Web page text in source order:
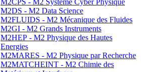
M2CPS - M2 Système Cyber Physique
M2DS - M2 Data Science
M2FLUIDS - M2 Mécanique des Fluides
M2GI - M2 Grands Instruments
M2HEP - M2 Physique des Hautes
Energies
M2MARES - M2 Physique par Recherche
M2MATCHEINT - M2 Chimie des